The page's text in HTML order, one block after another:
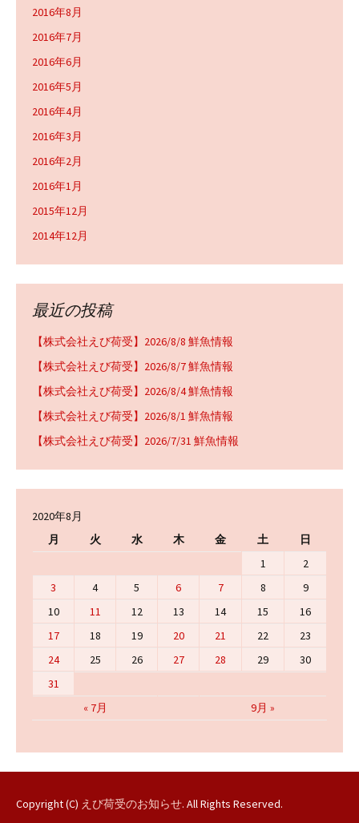
2016年8月
2016年7月
2016年6月
2016年5月
2016年4月
2016年3月
2016年2月
2016年1月
2015年12月
2014年12月
最近の投稿
【株式会社えび荷受】2026/8/8 鮮魚情報
【株式会社えび荷受】2026/8/7 鮮魚情報
【株式会社えび荷受】2026/8/4 鮮魚情報
【株式会社えび荷受】2026/8/1 鮮魚情報
【株式会社えび荷受】2026/7/31 鮮魚情報
2020年8月
月
火 水 木 金 土 日
« 7月 9月 »
1
2
3
4 5 6 7 8
9
10
11 12 13 14 15
16
17
18 19 20 21 22
23
24
25 26 27 28 29
30
31
Copyright (C) えび荷受のお知らせ. All Rights Reserved.